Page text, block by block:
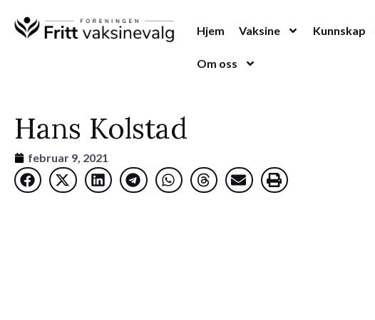
rett
Hjem Vaksine Kunnskap
Om oss
Hans Kolstad
februar 9, 2021